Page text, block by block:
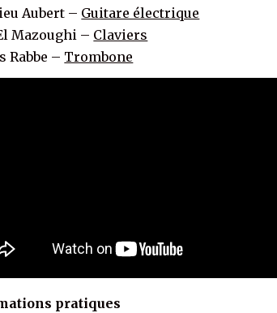
Aubert – Guitare électrique
Mazoughi – Claviers
Rabbe – Trombone
pratiques